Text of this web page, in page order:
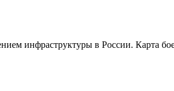
инфраструктуры в России. Карта